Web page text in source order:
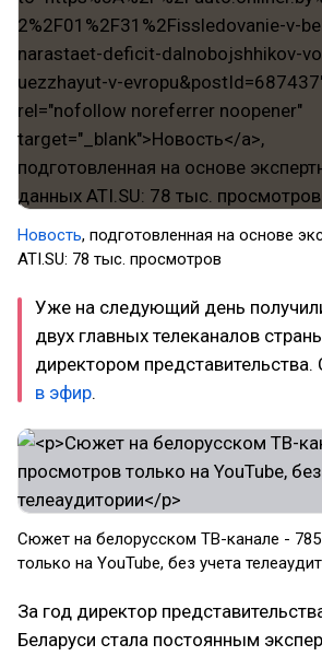
Новость, подготовленная на основе
ATI.SU: 78 тыс. просмотров
Уже на следующий день
двух главных телеканалов
директором
в эфир.
Сюжет на белорусском ТВ-канале -
только на YouTube, без учета
За год директор
Беларуси стала постоянным